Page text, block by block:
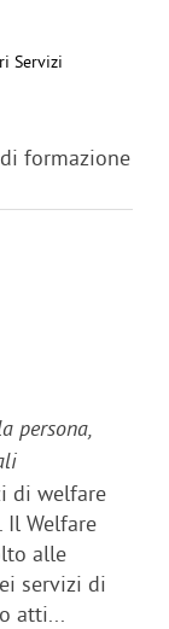
Servizi
formazione
persona,
di welfare
Il Welfare
alle
servizi di
atti...